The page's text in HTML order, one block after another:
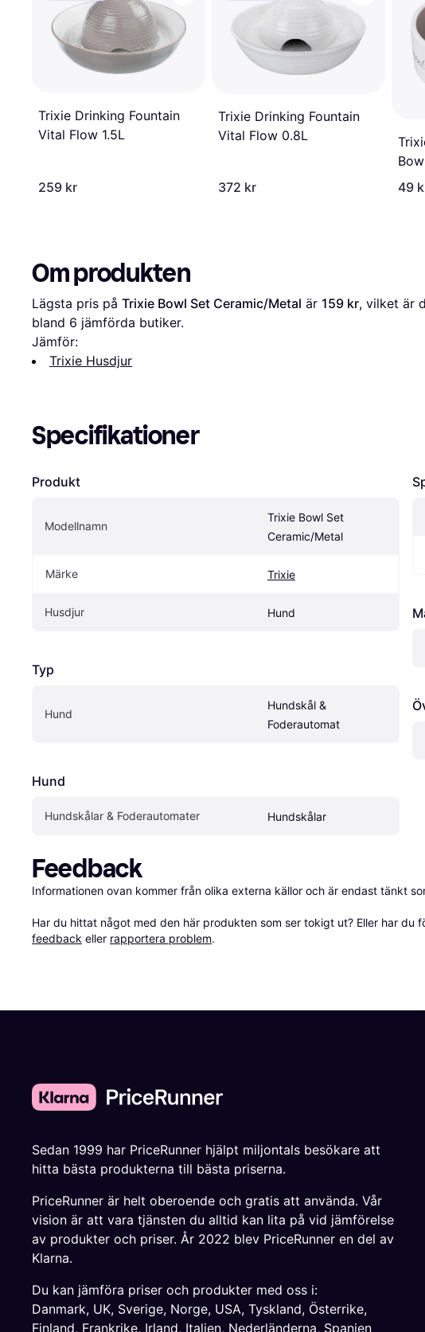
Trixie Drinking Fountain
Vital Flow 1.5L
259 kr
Trixie Drinking Fountain
Vital Flow 0.8L
372 kr
49
Om produkten
Lägsta pris på Trixie Bowl Set Ceramic/Metal är 159 kr, vilket är
bland 6 jämförda butiker.
Jämför:
Trixie Husdjur
Specifikationer
Produkt
Modellnamn
Trixie Bowl Set
Ceramic/Metal
Märke Trixie
Husdjur Hund
Typ
Hund
Hundskål &
Foderautomat
Hund
Hundskålar & Foderautomater Hundskålar
Feedback
Informationen ovan kommer från olika externa källor och är endast tänkt
Har du hittat något med den här produkten som ser tokigt ut? Eller har du
feedback eller rapportera problem.
Sedan 1999 har PriceRunner hjälpt miljontals besökare att
hitta bästa produkterna till bästa priserna.
PriceRunner är helt oberoende och gratis att använda. Vår
vision är att vara tjänsten du alltid kan lita på vid jämförelse
av produkter och priser. År 2022 blev PriceRunner en del av
Klarna.
Du kan jämföra priser och produkter med oss i:
Danmark, UK, Sverige, Norge, USA, Tyskland, Österrike,
Finland, Frankrike, Irland, Italien, Nederländerna, Spanien